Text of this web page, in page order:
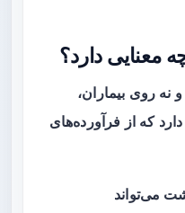
معنایی دارد؟
روی بیماران،
دارد که از فرآورده‌های
می‌تواند